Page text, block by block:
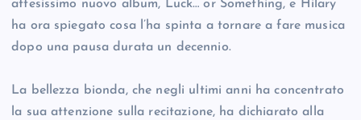
attesissimo nuovo album, Luck… or Something, e Hilary
ha ora spiegato cosa l’ha spinta a tornare a fare musica
dopo una pausa durata un decennio.
La bellezza bionda, che negli ultimi anni ha concentrato
la sua attenzione sulla recitazione, ha dichiarato alla